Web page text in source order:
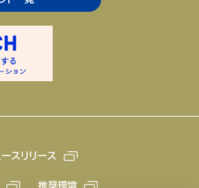
ースリリース
推奨環境